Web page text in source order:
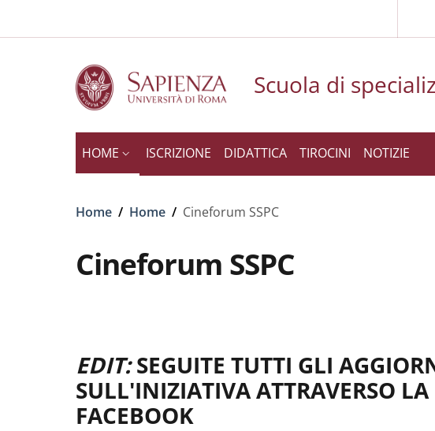
Scuola di
HOME ISCRIZIONE DIDATTICA TIROCINI NOTIZIE
Briciole di pane
Home / Home / Cineforum SSPC
Cineforum SSPC
EDIT:SEGUITE TUTTI GLI
SULL'INIZIATIVA ATTRAVERSO
FACEBOOK